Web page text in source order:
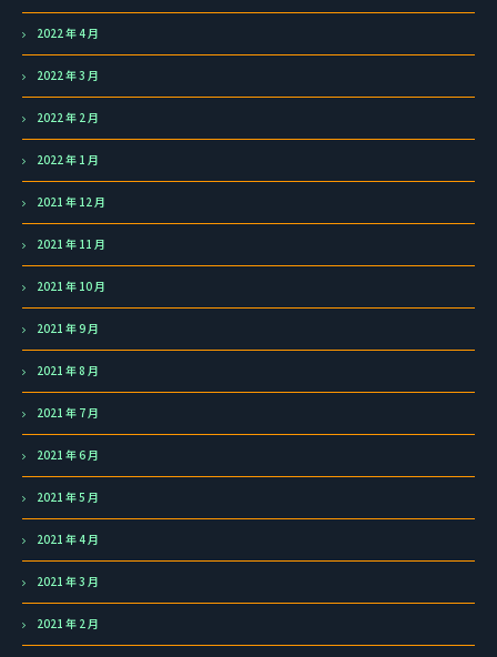
2022 年 4 月
2022 年 3 月
2022 年 2 月
2022 年 1 月
2021 年 12 月
2021 年 11 月
2021 年 10 月
2021 年 9 月
2021 年 8 月
2021 年 7 月
2021 年 6 月
2021 年 5 月
2021 年 4 月
2021 年 3 月
2021 年 2 月